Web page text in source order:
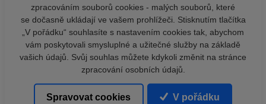
zpracováním souborů cookies - malých souborů, které
se dočasně ukládají ve vašem prohlížeči. Stisknutím tlačítka
„V pořádku“ souhlasíte s nastavením cookies tak, abychom
vám poskytovali smysluplné a užitečné služby na základě
vašich údajů. Svůj souhlas můžete kdykoli změnit na stránce
zpracování osobních údajů.
Spravovat cookies V pořádku